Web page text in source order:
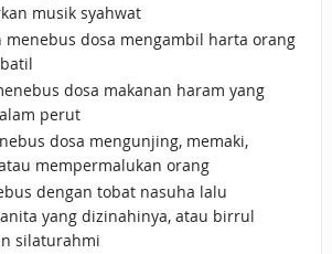
musik syahwat
menebus dosa mengambil harta orang
dosa makanan haram yang
perut
dosa mengunjing, memaki,
mempermalukan orang
dengan tobat nasuha lalu
yang dizinahinya, atau birrul
silaturahmi